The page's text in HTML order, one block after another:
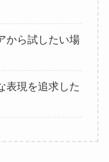
から試したい場
表現を追求した